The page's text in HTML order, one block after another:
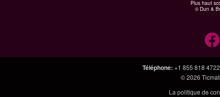
Plus haut
© Dun &
Téléphone: +1 855 818 4722
© 2026
La politique de